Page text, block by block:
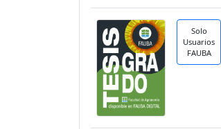
Solo
Usuarios
FAUBA